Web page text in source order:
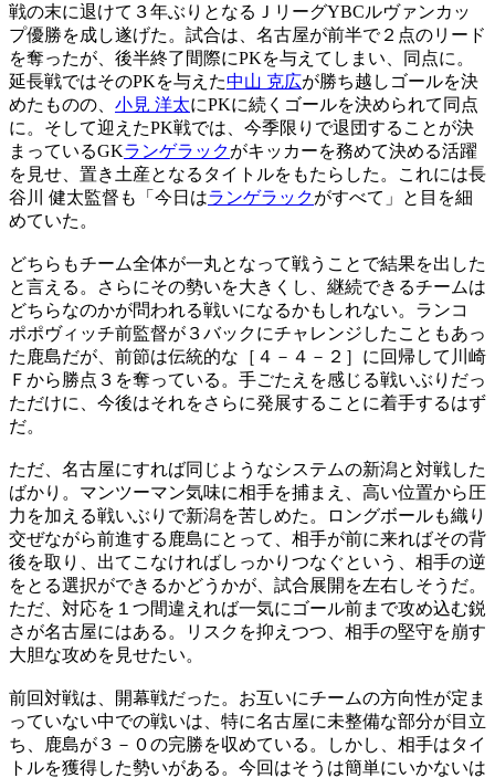
戦の末に退けて３年ぶりとなるＪリーグYBCルヴァンカッ
プ優勝を成し遂げた。試合は、名古屋が前半で２点のリード
を奪ったが、後半終了間際にPKを与えてしまい、同点に。
延長戦ではそのPKを与えた中山 克広が勝ち越しゴールを決
めたものの、 小見 洋太にPKに続くゴールを決められて同点
に。そして迎えたPK戦では、今季限りで退団することが決
まっているGKランゲラックがキッカーを務めて決める活躍
を見せ、置き土産となるタイトルをもたらした。これには長
谷川 健太監督も「今日はランゲラックがすべて」と目を細
めていた。
どちらもチーム全体が一丸となって戦うことで結果を出した
と言える。さらにその勢いを大きくし、継続できるチームは
どちらなのかが問われる戦いになるかもしれない。ランコ
ポポヴィッチ前監督が３バックにチャレンジしたこともあっ
た鹿島だが、前節は伝統的な［４－４－２］に回帰して川崎
Ｆから勝点３を奪っている。手ごたえを感じる戦いぶりだっ
ただけに、今後はそれをさらに発展することに着手するはず
だ。
ただ、名古屋にすれば同じようなシステムの新潟と対戦した
ばかり。マンツーマン気味に相手を捕まえ、高い位置から圧
力を加える戦いぶりで新潟を苦しめた。ロングボールも織り
交ぜながら前進する鹿島にとって、相手が前に来ればその背
後を取り、出てこなければしっかりつなぐという、相手の逆
をとる選択ができるかどうかが、試合展開を左右しそうだ。
ただ、対応を１つ間違えれば一気にゴール前まで攻め込む鋭
さが名古屋にはある。リスクを抑えつつ、相手の堅守を崩す
大胆な攻めを見せたい。
前回対戦は、開幕戦だった。お互いにチームの方向性が定ま
っていない中での戦いは、特に名古屋に未整備な部分が目立
ち、鹿島が３－０の完勝を収めている。しかし、相手はタイ
トルを獲得した勢いがある。今回はそうは簡単にいかないは